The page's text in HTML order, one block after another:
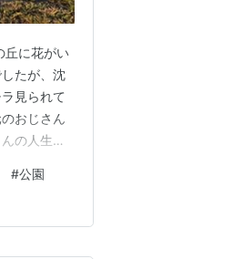
丘に花がい
たが、沈
見られて
おじさん
の人生や
真っ暗に
#公園